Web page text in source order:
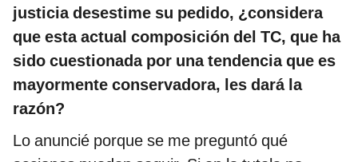
justicia desestime su pedido, ¿considera
que esta actual composición del TC, que ha
sido cuestionada por una tendencia que es
mayormente conservadora, les dará la
razón?
Lo anuncié porque se me preguntó qué